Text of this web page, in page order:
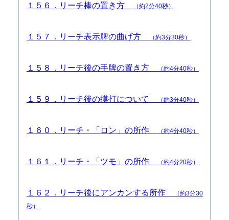
１５６．リーチ棒の置き方 （約2分40秒）
１５７．リーチ表示牌の曲げ方 （約3分30秒）
１５８．リーチ後の手牌の置き方 （約4分40秒）
１５９．リーチ後の摸打について （約3分40秒）
１６０．リーチ・「ロン」の所作 （約4分40秒）
１６１．リーチ・「ツモ」の所作 （約4分20秒）
１６２．リーチ後にアンカンする所作
（約3分30
秒）